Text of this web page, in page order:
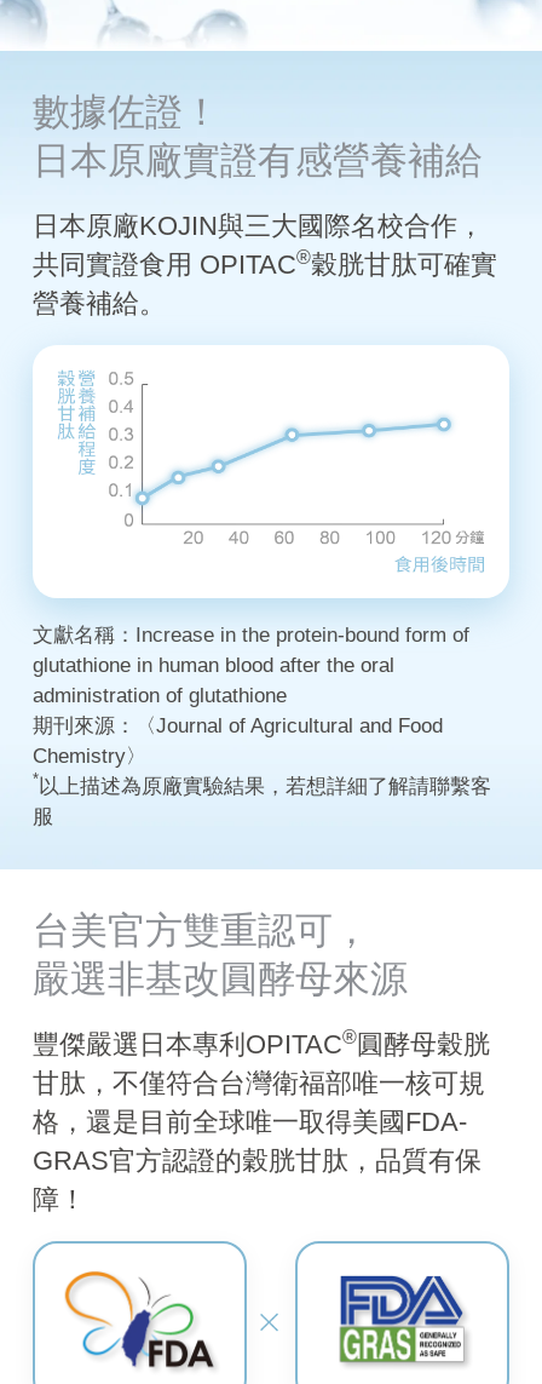
數據佐證！
日本原廠實證有感營養補給
日本原廠KOJIN與三大國際名校合作，
共同實證食用 OPITAC®穀胱甘肽可確實
營養補給。
文獻名稱：Increase in the protein-bound form of
glutathione in human blood after the oral
administration of glutathione
期刊來源：〈Journal of Agricultural and Food
Chemistry〉
* 以上描述為原廠實驗結果，若想詳細了解請聯繫客
服
台美官方雙重認可，
嚴選非基改圓酵母來源
豐傑嚴選日本專利OPITAC®圓酵母穀胱
甘肽，不僅符合台灣衛福部唯一核可規
格，還是目前全球唯一取得美國FDA-
GRAS官方認證的穀胱甘肽，品質有保
障！